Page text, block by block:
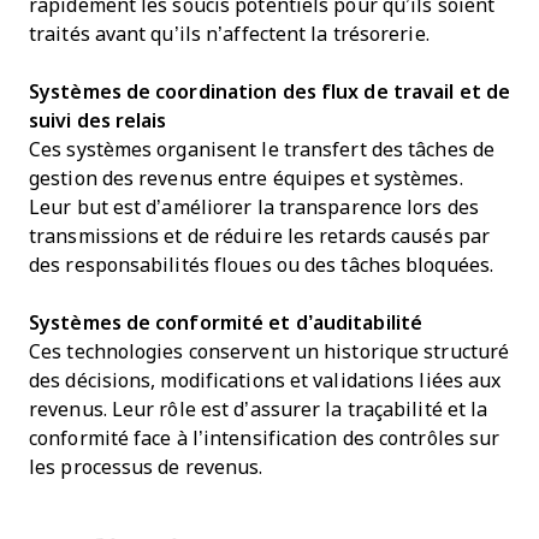
rapidement les soucis potentiels pour qu’ils soient
traités avant qu’ils n’affectent la trésorerie.
Systèmes de coordination des flux de travail et de
suivi des relais
Ces systèmes organisent le transfert des tâches de
gestion des revenus entre équipes et systèmes.
Leur but est d’améliorer la transparence lors des
transmissions et de réduire les retards causés par
des responsabilités floues ou des tâches bloquées.
Systèmes de conformité et d’auditabilité
Ces technologies conservent un historique structuré
des décisions, modifications et validations liées aux
revenus. Leur rôle est d’assurer la traçabilité et la
conformité face à l’intensification des contrôles sur
les processus de revenus.